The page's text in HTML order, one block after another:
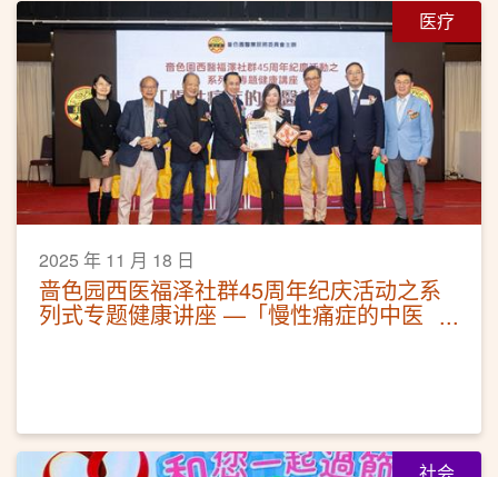
医疗
2025 年 11 月 18 日
啬色园西医福泽社群45周年纪庆活动之系
列式专题健康讲座 —「慢性痛症的中医
社会